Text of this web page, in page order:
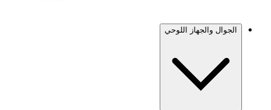
الجوال والجهاز اللوحي